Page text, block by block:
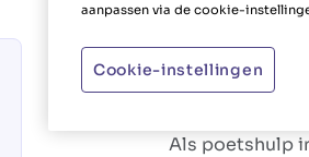
Als poetshulp
aanpassen via de cookie-
Cookie-instellingen